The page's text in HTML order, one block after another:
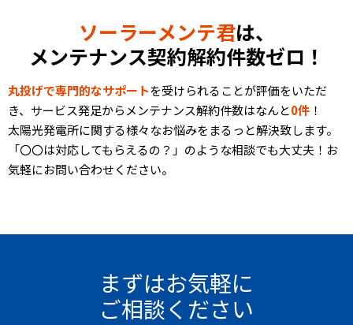
ソーラーメンテ君は、
メンテナンス契約解約件数ゼロ！
丸投げで専門的なサポートを受けられることが評価をいただ
き、サービス発足からメンテナンス解約件数はなんと0件 ！
太陽光発電所に関する様々なお悩みをまるっと解決致します。
「〇〇は対応してもらえるの？」のような相談でも大丈夫！お
気軽にお問い合わせください。
まずはお気軽に
ご相談ください